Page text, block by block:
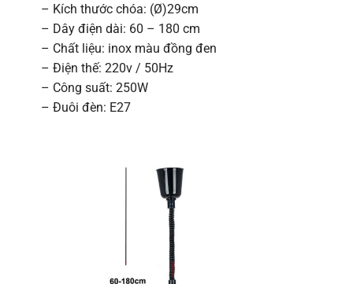
– Kích thước chóa: (Ø)29cm
– Dây điện dài: 60 – 180 cm
– Chất liệu: inox màu đồng đen
– Điện thế: 220v / 50Hz
– Công suất: 250W
– Đuôi đèn: E27